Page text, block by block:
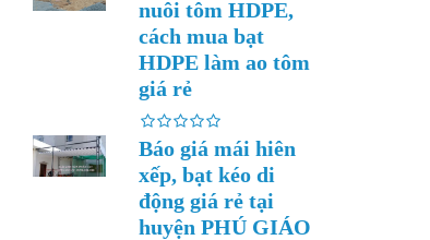
nuôi tôm HDPE,
cách mua bạt
HDPE làm ao tôm
giá rẻ
Báo giá mái hiên
xếp, bạt kéo di
động giá rẻ tại
huyện PHÚ GIÁO